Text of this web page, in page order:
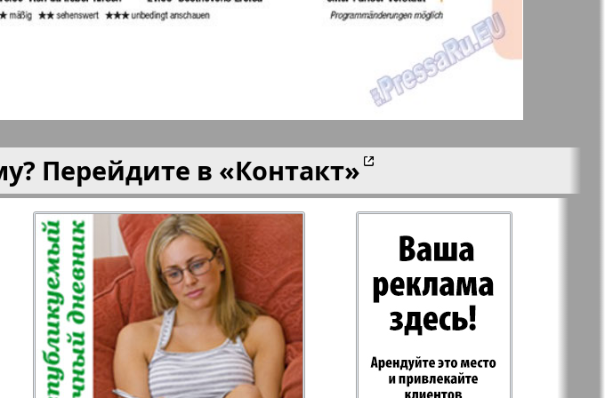
LDK по-русски
Маяк Португалии Мила
Мюнхен-сити
My City Frankfurt
am Main
Наша Газета
Ирландия
Наша марка
Норд
Перейдите в «Контакт»